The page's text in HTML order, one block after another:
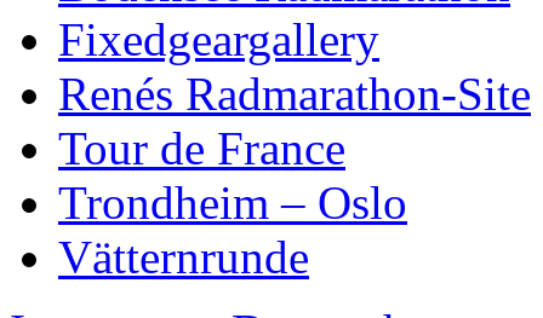
Fixedgeargallery
Renés Radmarathon-Site
Tour de France
Trondheim – Oslo
Vätternrunde